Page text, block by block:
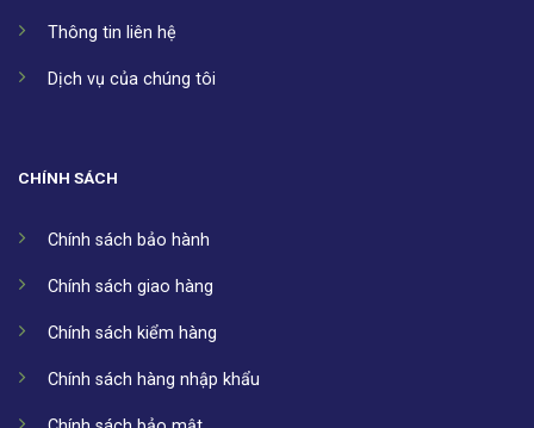
Thông tin liên hệ
Dịch vụ của chúng tôi
CHÍNH SÁCH
Chính sách bảo hành
Chính sách giao hàng
Chính sách kiểm hàng
Chính sách hàng nhập khẩu